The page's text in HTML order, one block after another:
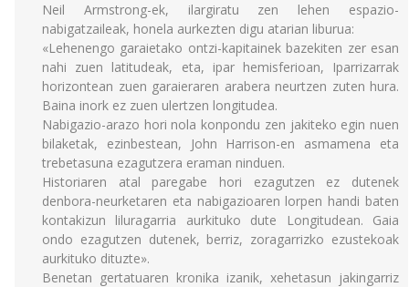
Neil Armstrong-ek, ilargiratu zen lehen espazio-
nabigatzaileak, honela aurkezten digu atarian liburua:
«Lehenengo garaietako ontzi-kapitainek bazekiten zer esan
nahi zuen latitudeak, eta, ipar hemisferioan, Iparrizarrak
horizontean zuen garaieraren arabera neurtzen zuten hura.
Baina inork ez zuen ulertzen longitudea.
Nabigazio-arazo hori nola konpondu zen jakiteko egin nuen
bilaketak, ezinbestean, John Harrison-en asmamena eta
trebetasuna ezagutzera eraman ninduen.
Historiaren atal paregabe hori ezagutzen ez dutenek
denbora-neurketaren eta nabigazioaren lorpen handi baten
kontakizun liluragarria aurkituko dute Longitudean. Gaia
ondo ezagutzen dutenek, berriz, zoragarrizko ezustekoak
aurkituko dituzte».
Benetan gertatuaren kronika izanik, xehetasun jakingarriz